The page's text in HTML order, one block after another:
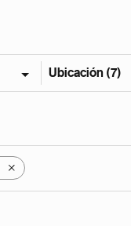
Ubicación (7)
X